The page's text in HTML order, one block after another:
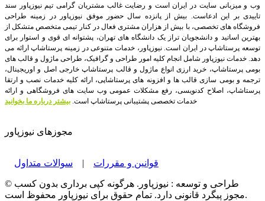
وب و میزبانی سایت در ایران است و رضایت غالب مشتریان گرامی تیم نیوزپاور سند
تاییدی بر این ادعاست. بیش از پانزده سال حضور موفق نیوزپاور در زمینه طراحی
فروشگاه های تخصصی، با بیش از هزاران مشتری فعال در کنار تیمی متخصص متشکل از
بهترین اساتید و دانشجویان تراز یک دانشگاه های تهران، پشتوانه ای قوی و استوار برای
توسعه پرستاشاپ در ایران است.نیوزپاور، خدمات متنوعی در زمینه پرستاشاپ ارائه می
دهد. خدمات نیوزپاور شامل انجام کلیه امور طراحی و گرافیک، طراحی ماژول و قالب های
بومی پرستاشاپ، خرید ارزی انواع ماژول و قالب پرستاشاپ خارجی اصل و اوریجینال،
ترجمه و بومی سازی قالب ها و افزونه های پرستاشاپی، ارائه کلیه خدمات نصب و ارتقا
پرستاشاپ، اصلاح کدنویسی، رفع مشکلات عمومی وب سایت های فروشگاهی و ارائه
خدمات تخصصی پشتیبانی پرستاشاپ است. بیشتر درباره ما بخوانید
مجوزهای نیوزپاور
قوانین و مقررات | سوالات متداول
© طراحی و توسعه : نیوزپاور. هرگونه کپی برداری بدون کسب
مجوز پیگرد قانونی دارد. تمام حقوق برای نیوزپاور محفوظ است.